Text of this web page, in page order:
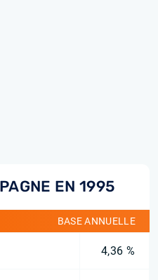
EN 1995
BASE ANNUELLE
4,36 %